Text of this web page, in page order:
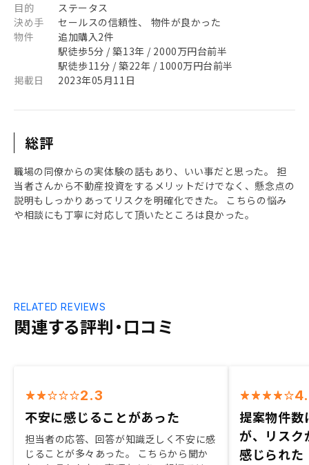
目的
ステータス
決め手
セールスの信頼性、 物件が良かった
物件
追加購入2件
駅徒歩5分 / 築13年 / 2000万円台前半
駅徒歩11分 / 築22年 / 1000万円台前半
掲載日
2023年05月11日
総評
職場の同僚からの実体験の話もあり、いい事だと思った。 担
当者さんから不動産投資をするメリットだけでなく、懸念点の
説明もしっかりあってリスクを明確化できた。 こちらの悩み
や相談にも丁寧に対応して頂いたところは良かった。
関連する評判・口コミ
RELATED REVIEWS
2.3
不安に感じることがあった
担当者の応答、回答が知識乏しく不安に感
じることが多々あった。 こちらから聞か
提案物件数
が、リスク
感じられた